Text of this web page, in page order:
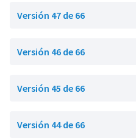
Versión 47 de 66
Versión 46 de 66
Versión 45 de 66
Versión 44 de 66